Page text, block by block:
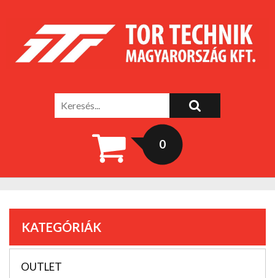
0
KATEGÓRIÁK
OUTLET